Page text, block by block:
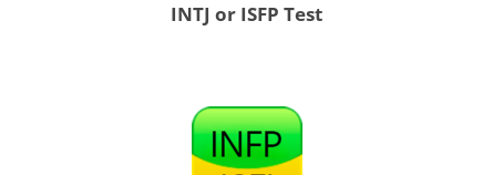
INTJ or ISFP Test